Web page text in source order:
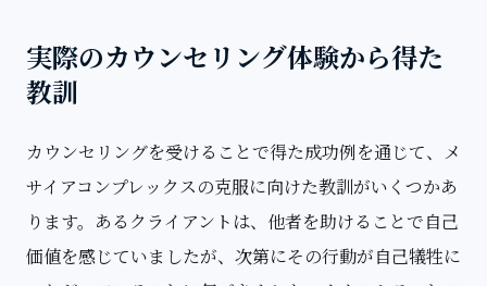
実際のカウンセリング体験から得た
教訓
カウンセリングを受けることで得た成功例を通じて、メ
サイアコンプレックスの克服に向けた教訓がいくつかあ
ります。あるクライアントは、他者を助けることで自己
価値を感じていましたが、次第にその行動が自己犠牲に